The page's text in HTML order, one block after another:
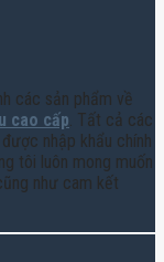
các sản phẩm về
cao cấp. Tất cả các
nhập khẩu chính
tôi luôn mong muốn
như cam kết